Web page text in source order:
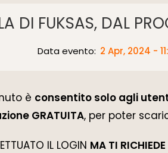
DI FUKSAS, DAL
Data evento: 2 Apr, 2024 -
è consentito solo agli
GRATUITA, per poter
IL LOGIN MA TI